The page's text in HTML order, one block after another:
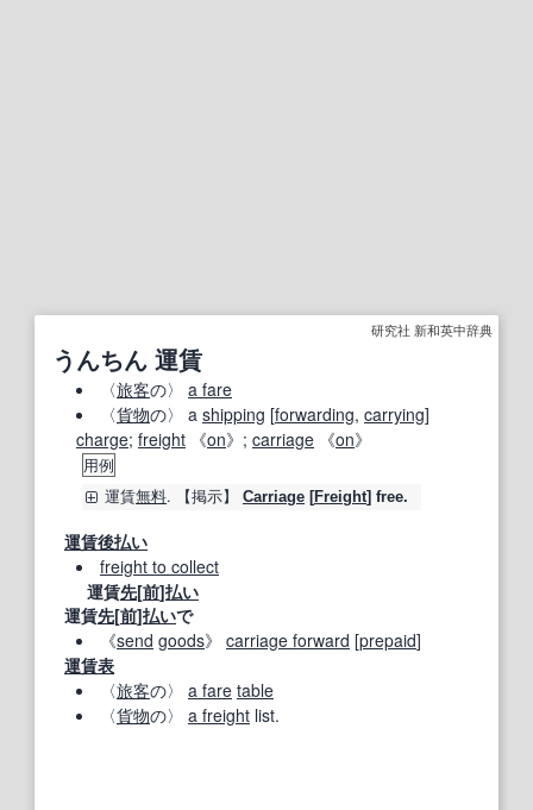
研究社 新和英中辞典
うんちん 運賃
〈旅客の〉 a fare
〈貨物の〉 a shipping [forwarding, carrying]
charge; freight 《on》; carriage 《on》
用例
運賃無料. 【掲示】 Carriage [Freight] free.
運賃後払い
freight to collect
運賃先[前]払い
運賃先[前]払いで
《send goods》 carriage forward [prepaid]
運賃表
〈旅客の〉 a fare table
〈貨物の〉 a freight list.